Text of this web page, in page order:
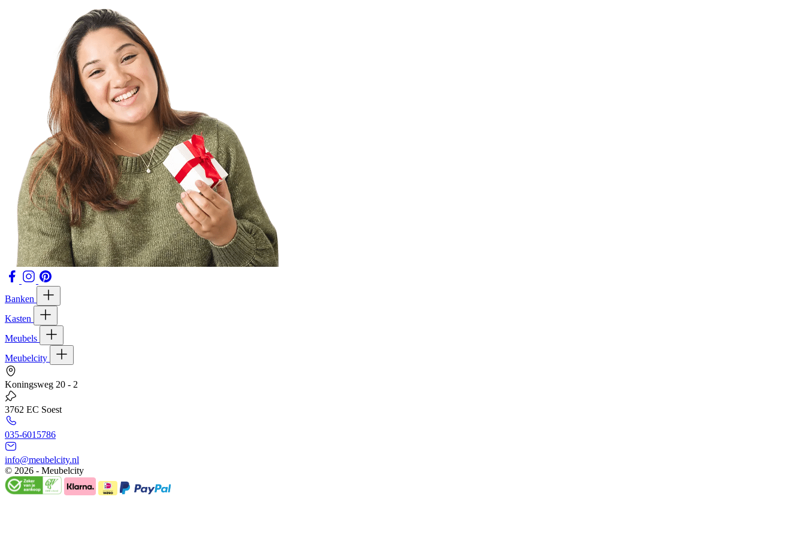
Banken
Kasten
Meubels
Meubelcity
Koningsweg 20 - 2
3762 EC Soest
035-6015786
info@meubelcity.nl
© 2026 - Meubelcity